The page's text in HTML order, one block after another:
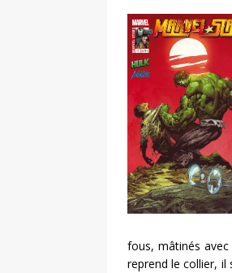
fous, mâtinés avec
reprend le collier, il